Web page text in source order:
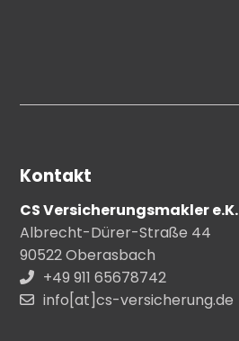
Kontakt
CS Versicherungsmakler e.K.
Albrecht-Dürer-Straße 44
90522 Oberasbach
+49 911 65678742
info[at]cs-versicherung.de